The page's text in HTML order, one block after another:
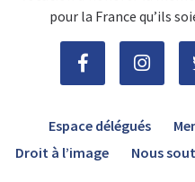
pour la France qu’ils
Espace délégués
Droit à l’image
Nous